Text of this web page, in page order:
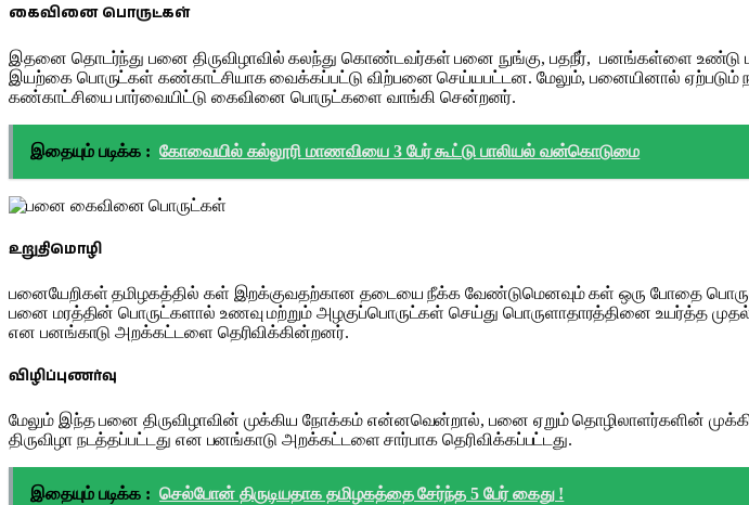
கைவினை பொருட்கள்
இதனை தொடர்ந்து பனை திருவிழாவில் கலந்து கொண்டவர்கள் பனை நுங்கு, பதநீர், பனங்கள்ளை உண்டு
இயற்கை பொருட்கள் கண்காட்சியாக வைக்கப்பட்டு விற்பனை செய்யபட்டன. மேலும், பனையினால் ஏற்படும்
கண்காட்சியை பார்வையிட்டு கைவினை பொருட்களை வாங்கி சென்றனர்.
இதையும் படிக்க : கோவையில் கல்லூரி மாணவியை 3 பேர் கூட்டு பாலியல் வன்கொடுமை
உறுதிமொழி
பனையேறிகள் தமிழகத்தில் கள் இறக்குவதற்கான தடையை நீக்க வேண்டுமெனவும் கள் ஒரு போதை
பனை மரத்தின் பொருட்களால் உணவு மற்றும் அழகுப்பொருட்கள் செய்து பொருளாதாரத்தினை உயர்த்த முதல்
என பனங்காடு அறக்கட்டளை தெரிவிக்கின்றனர்.
விழிப்புணர்வு
மேலும் இந்த பனை திருவிழாவின் முக்கிய நோக்கம் என்னவென்றால், பனை ஏறும் தொழிலாளர்களின்
திருவிழா நடத்தப்பட்டது என பனங்காடு அறக்கட்டளை சார்பாக தெரிவிக்கப்பட்டது.
இதையும் படிக்க : செல்போன் திருடியதாக தமிழகத்தை சேர்ந்த 5 பேர் கைது !